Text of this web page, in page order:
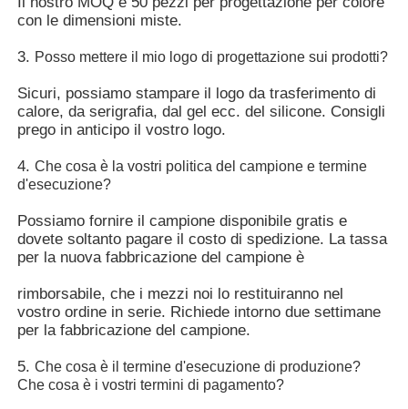
con le dimensioni miste.
3. Posso mettere il mio logo di progettazione sui prodotti?
Sicuri, possiamo stampare il logo da trasferimento di
calore, da serigrafia, dal gel ecc. del silicone. Consigli
prego in anticipo il vostro logo.
4. Che cosa è la vostri politica del campione e termine
d'esecuzione?
Possiamo fornire il campione disponibile gratis e
dovete soltanto pagare il costo di spedizione. La tassa
per la nuova fabbricazione del campione è
rimborsabile, che i mezzi noi lo restituiranno nel
vostro ordine in serie. Richiede intorno due settimane
per la fabbricazione del campione.
5. Che cosa è il termine d'esecuzione di produzione?
Che cosa è i vostri termini di pagamento?